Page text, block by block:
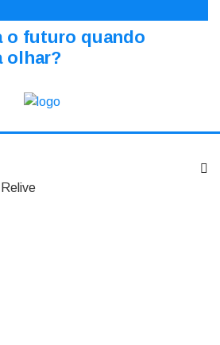
o futuro quando
olhar?